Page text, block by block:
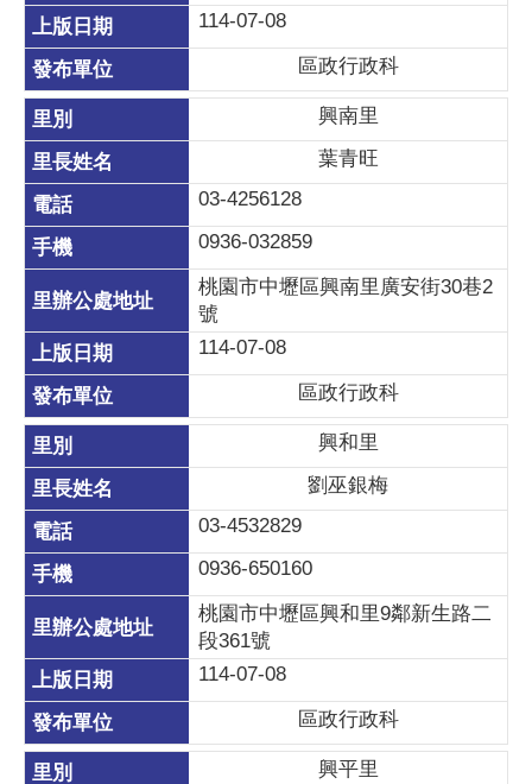
114-07-08
區政行政科
興南里
葉青旺
03-4256128
0936-032859
桃園市中壢區興南里廣安街30巷2
號
114-07-08
區政行政科
興和里
劉巫銀梅
03-4532829
0936-650160
桃園市中壢區興和里9鄰新生路二
段361號
114-07-08
區政行政科
興平里